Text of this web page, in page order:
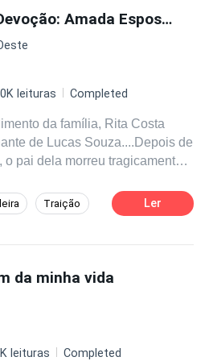
Eterna Devoção: Amada Esposa do Sr. Souza
leituras Completed
da família, Rita Costa
de Lucas Souza....Depois de
o pai dela morreu tragicamente.
depois, ela retorna para
deixada pelo pai e acaba se
e diz:- Quer me cozinhar em
depois?Estremecendo de
Souza, eu não tive a intenção
eu exijo compensação.Por
Traição Ler
da minha vida
leituras Completed